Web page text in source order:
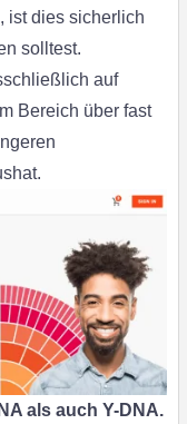
ist dies sicherlich
solltest.
auf
Bereich über fast
als auch Y-DNA.